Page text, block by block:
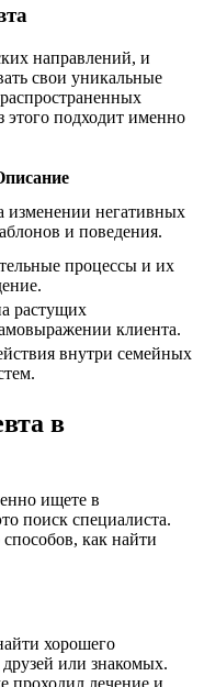
направлений, и
свои уникальные
этого подходит именно
изменении негативных
и поведения.
процессы и их
растущих
клиента.
внутри семейных
в
ищете в
поиск специалиста.
как найти
хорошего
или знакомых.